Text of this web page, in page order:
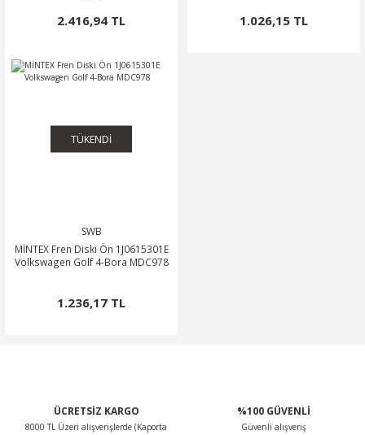
2.416,94 TL 1.026,15 TL
TÜKENDİ
SWB
MİNTEX Fren Diski Ön 1J0615301E
Volkswagen Golf 4-Bora MDC978
1.236,17 TL
ÜCRETSİZ KARGO
8000 TL Üzeri alışverişlerde (Kaporta
%100 GÜVENLİ
Güvenli alışveriş